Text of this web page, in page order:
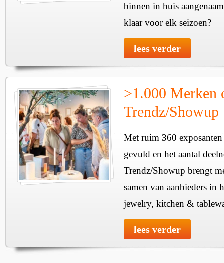
binnen in huis
klaar voor elk seizoen?
lees verder
>1.000 Merken
Trendz/Showup
Met ruim 360
gevuld en het aantal
Trendz/Showup brengt
samen van aanbieders in
jewelry, kitchen &
lees verder